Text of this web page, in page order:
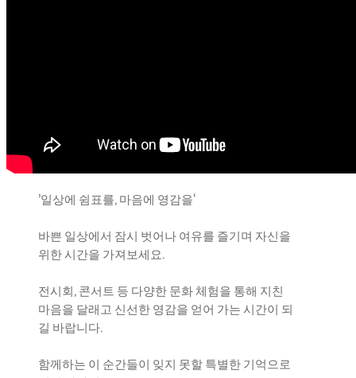
’일상에 쉼표를, 마음에 영감을‘
바쁜 일상에서 잠시 벗어나 여유를 즐기며 자신을
위한 시간을 가져보세요.
전시회, 콘서트 등 다양한 문화 체험을 통해 지친
마음을 달래고 신선한 영감을 얻어 가는 시간이 되
길 바랍니다.
함께하는 이 순간들이 잊지 못할 특별한 기억으로